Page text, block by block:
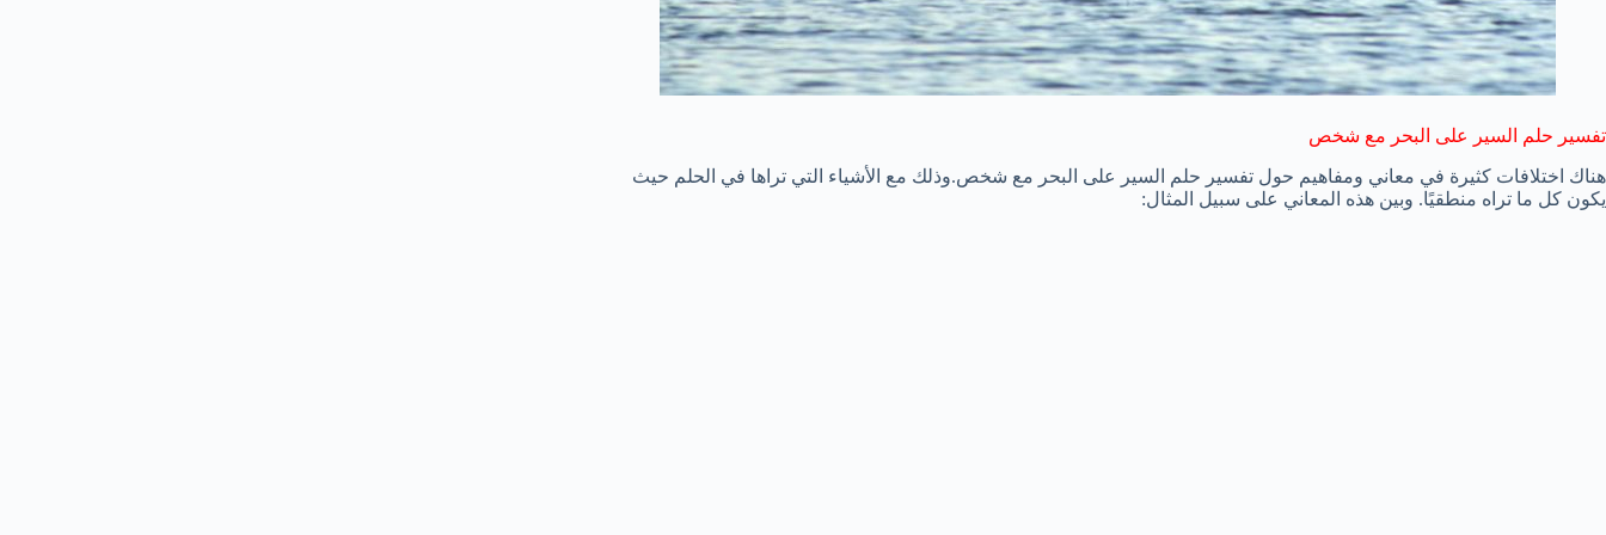
تفسير حلم السير على البحر مع شخص
هناك اختلافات كثيرة في معاني ومفاهيم حول تفسير حلم السير على البحر مع شخص.وذلك مع الأشياء التي تراها في الحلم حيث
يكون كل ما تراه منطقيًا. وبين هذه المعاني على سبيل المثال: